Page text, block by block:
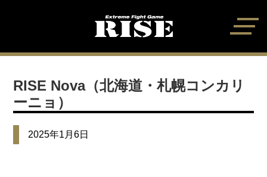
RISE Nova（北海道・札幌コンカリ
ーニョ）
2025年1月6日